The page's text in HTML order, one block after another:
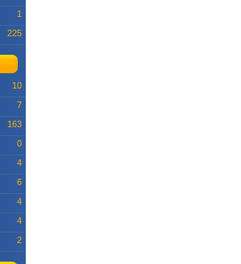
1
225
10
7
163
0
4
6
4
4
2